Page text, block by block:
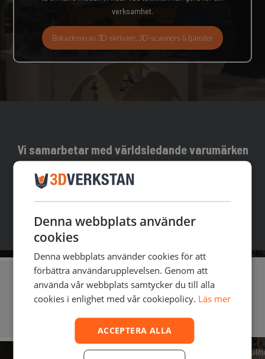
verksamhet.
Boka demo av 3D-skrivare, 3D-scanners & tjänster
Vi samarbetar med världsledande varumärken
tillverkning
Prisvärda och användarvänliga 3D-skrivare för nybörjare och
Denna webbplats använder
cookies
Denna webbplats använder cookies för att
förbättra användarupplevelsen. Genom att
använda vår webbplats samtycker du till alla
cookies i enlighet med vår cookiepolicy. Läs mer
ACCEPTERA ALLA